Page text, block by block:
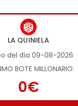
LA QUINIELA
del día 09-08-2026
BOTE MILLONARIO:
0€